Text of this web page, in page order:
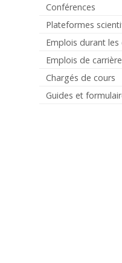
Conférences
Plateformes
Emplois durant les
Emplois de carrière
Chargés de cours
Guides et